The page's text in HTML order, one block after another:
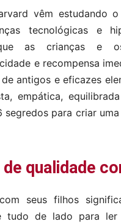
vêm estudando
tecnológicas e
as crianças e os
e recompensa
antigos e eficazes
empática,
para criar
qualidade
seus filhos
tudo de lado para